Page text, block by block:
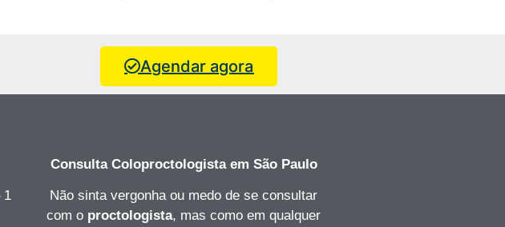
Agendar agora
1
Consulta Coloproctologistaem São Paulo
Não sinta vergonha ou medo de se consultar
com o proctologista, mas como em qualquer